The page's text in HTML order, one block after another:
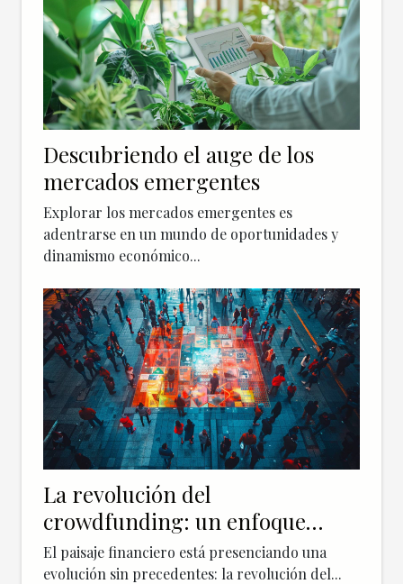
Descubriendo el auge de los
mercados emergentes
Explorar los mercados emergentes es
adentrarse en un mundo de oportunidades y
dinamismo económico...
La revolución del
crowdfunding: un enfoque
renovado en la financiación
El paisaje financiero está presenciando una
evolución sin precedentes: la revolución del...